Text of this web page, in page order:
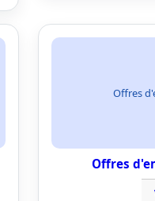
Offres
Offres